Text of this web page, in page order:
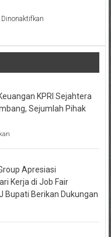
pada
di
Magetan
KPRI Sejahtera
Sejumlah Pihak
pada
Masalah
KPRI
Sejahtera
Diselidiki
Kejari
Pihak
Apresiasi
Kerja di Job Fair
Bupati Berikan Dukungan